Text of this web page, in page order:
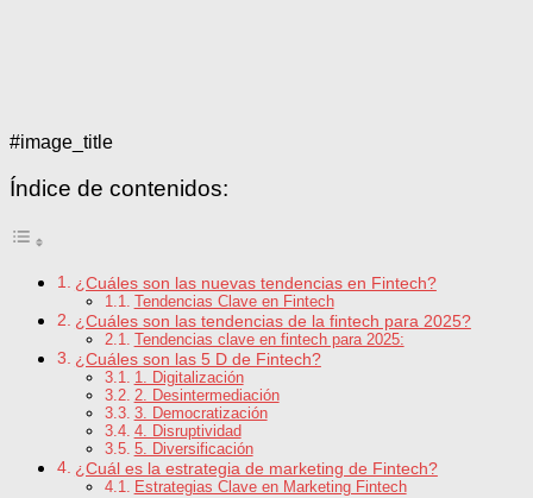
#image_title
Índice de contenidos:
¿Cuáles son las nuevas tendencias en Fintech?
Tendencias Clave en Fintech
¿Cuáles son las tendencias de la fintech para 2025?
Tendencias clave en fintech para 2025:
¿Cuáles son las 5 D de Fintech?
1. Digitalización
2. Desintermediación
3. Democratización
4. Disruptividad
5. Diversificación
¿Cuál es la estrategia de marketing de Fintech?
Estrategias Clave en Marketing Fintech